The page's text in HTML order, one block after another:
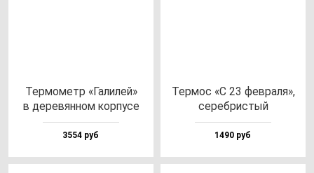
Тер­мо­метр «Гали­лей»
в де­ре­вян­ном кор­пу­се
3554 руб
Тер­мос «С 23 фев­ра­ля»,
се­реб­рис­тый
1490 руб